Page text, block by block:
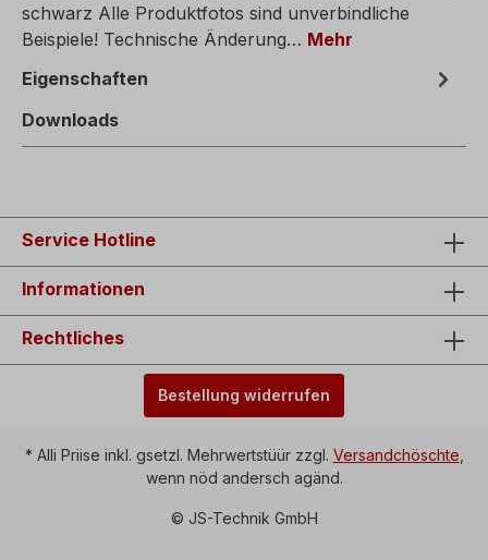
schwarz Alle Produktfotos sind unverbindliche
Beispiele! Technische Änderung… Mehr
Eigenschaften
Downloads
Service Hotline
Informationen
Rechtliches
Bestellung widerrufen
* Alli Priise inkl. gsetzl. Mehrwertstüür zzgl. Versandchöschte
wenn nöd andersch agänd.
© JS-Technik GmbH